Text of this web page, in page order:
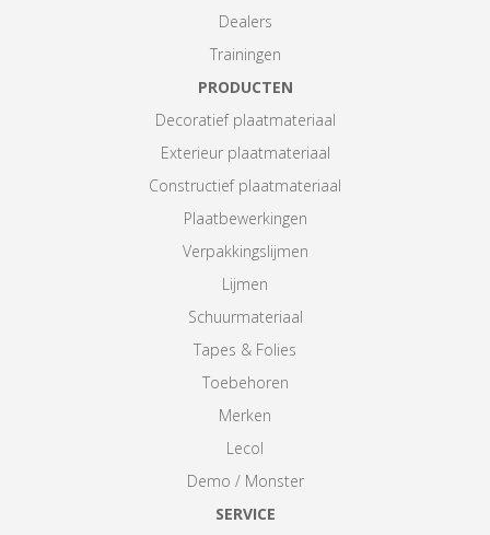
Dealers
Trainingen
PRODUCTEN
Decoratief plaatmateriaal
Exterieur plaatmateriaal
Constructief plaatmateriaal
Plaatbewerkingen
Verpakkingslijmen
Lijmen
Schuurmateriaal
Tapes & Folies
Toebehoren
Merken
Lecol
Demo / Monster
SERVICE